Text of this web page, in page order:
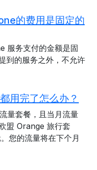
的费用是固定的
服务支付的金额是固
到的服务之外，不允许
用完了怎么办？
量套餐，且当月流量
盟 Orange 旅行套
您的流量将在下个月